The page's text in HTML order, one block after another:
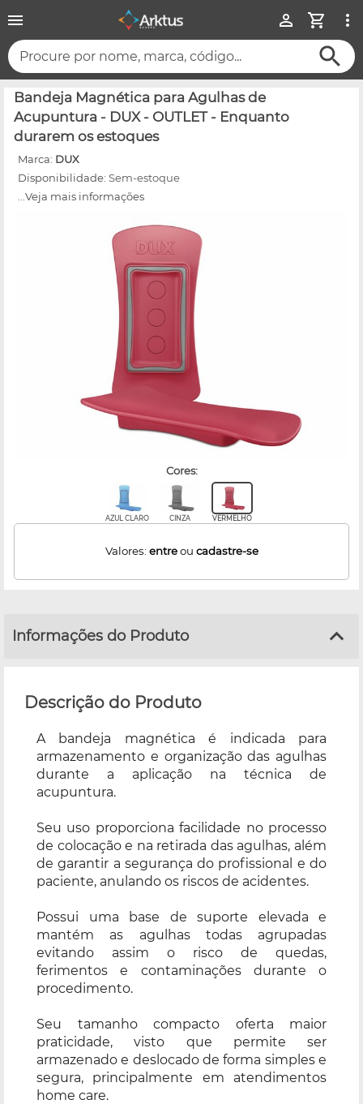
Procure por nome, marca, código...
Bandeja Magnética para Agulhas de
Acupuntura - DUX - OUTLET - Enquanto
durarem os estoques
Marca: DUX
Disponibilidade: Sem-estoque
...Veja mais informações
cores:
AZUL CLARO CINZA VERMELHO
Valores: entreou cadastre-se
Informações do Produto
Descrição do Produto
A bandeja magnética é indicada para
armazenamento e organização das agulhas
durante a aplicação na técnica de
acupuntura.
Seu uso proporciona facilidade no processo
de colocação e na retirada das agulhas, além
de garantir a segurança do profissional e do
paciente, anulando os riscos de acidentes.
Possui uma base de suporte elevada e
mantém as agulhas todas agrupadas
evitando assim o risco de quedas,
ferimentos e contaminações durante o
procedimento.
Seu tamanho compacto oferta maior
praticidade, visto que permite ser
armazenado e deslocado de forma simples e
segura, principalmente em atendimentos
home care.